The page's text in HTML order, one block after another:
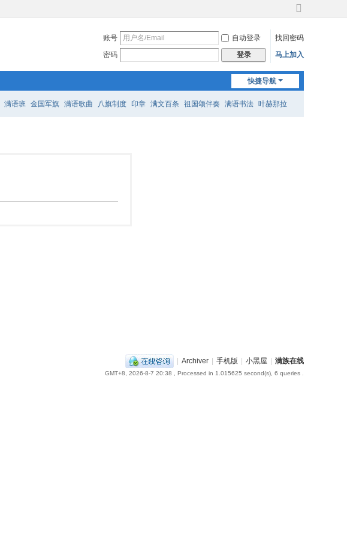
切
到
宽
账号 自动登录
找回密码
密码
登录 马上加入
快捷导航
满语班 金国军旗 满语歌曲 八旗制度 印章 满文百条 祖国颂伴奏 满语书法 叶赫那拉
| Archiver | 手机版 | 小黑屋 | 满族在线
GMT+8, 2026-8-7 20:38 , Processed in 1.015625 second(s), 6 queries .